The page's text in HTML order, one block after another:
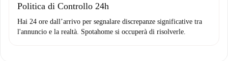
Politica di Controllo 24h
Hai 24 ore dall’arrivo per segnalare discrepanze significative tra
l'annuncio e la realtà. Spotahome si occuperà di risolverle.